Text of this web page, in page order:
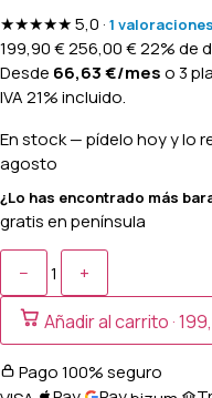
★★★★★5,0 · 1 valoraciones
199,90€256,00€22% de
Desde 66,63€/meso 3
IVA 21% incluido.
En stock— pídelo hoy y lo
agosto
¿Lo has encontrado más
gratis en península
− 1
+
Añadir al carrito ·
Pago 100% seguro